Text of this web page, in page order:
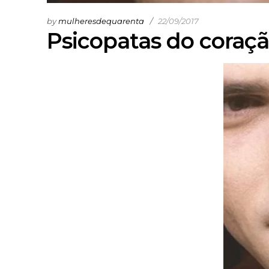
Psicopatas do
bymulheresdequarenta 22/09/2017